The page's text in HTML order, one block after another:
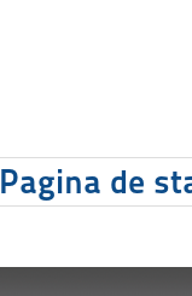
Pagina de